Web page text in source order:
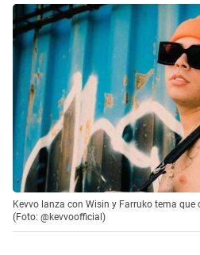
Kevvo lanza con Wisin y Farruko tema
(Foto: @kevvoofficial)